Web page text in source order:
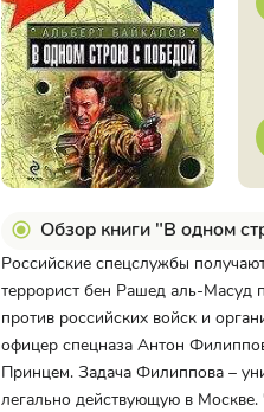
Обзор книги "В одном
Российские спецслужбы
террорист бен Рашед аль-Масуд
против российских войск и
офицер спецназа Антон
Принцем. Задача Филиппова –
легально действующую в Москве.